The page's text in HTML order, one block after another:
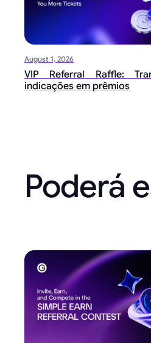
August 1, 2026
VIP Referral Raffle:
indicações em prêmios
Poderá